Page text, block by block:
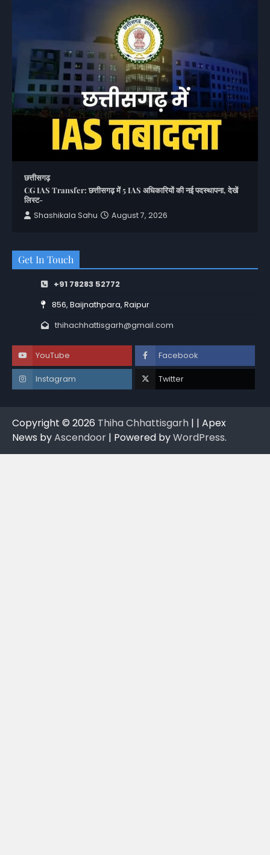
छत्तीसगढ़
CG IAS Transfer: छत्तीसगढ़ में 5 IAS अधिकारियों की नई पदस्थापना, देखें
लिस्ट-
Shashikala Sahu
August 7, 2026
Get In Touch
+91 78283 52772
856, Baijnathpara, Raipur
thihachhattisgarh@gmail.com
YouTube Facebook
Instagram Twitter
Copyright © 2026 Thiha Chhattisgarh | | Apex
News byAscendoor | Powered byWordPress.